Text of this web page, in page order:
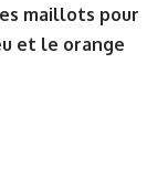
maillots pour
et le orange